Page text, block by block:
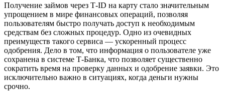
Получение займов через Т-ID на карту стало значительным
упрощением в мире финансовых операций, позволяя
пользователям быстро получать доступ к необходимым
средствам без сложных процедур. Одно из очевидных
преимуществ такого сервиса — ускоренный процесс
одобрения. Дело в том, что информация о пользователе уже
сохранена в системе Т-Банка, что позволяет существенно
сократить время на проверку данных и одобрение заявки. Это
исключительно важно в ситуациях, когда деньги нужны
срочно.